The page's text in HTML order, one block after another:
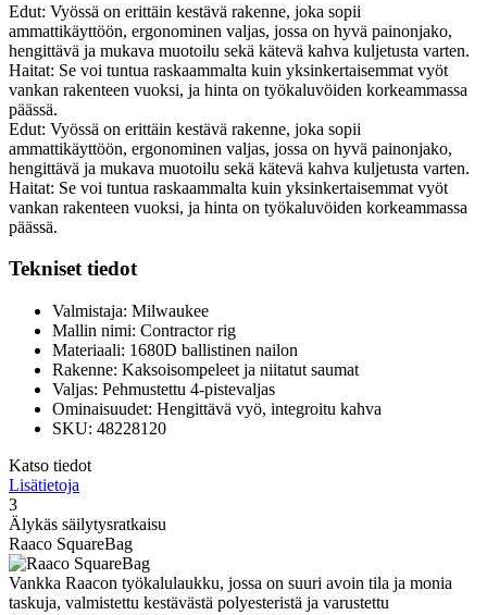
Edut: Vyössä on erittäin kestävä rakenne, joka sopii
ammattikäyttöön, ergonominen valjas, jossa on hyvä painonjako,
hengittävä ja mukava muotoilu sekä kätevä kahva kuljetusta varten.
Haitat: Se voi tuntua raskaammalta kuin yksinkertaisemmat vyöt
vankan rakenteen vuoksi, ja hinta on työkaluvöiden korkeammassa
päässä.
Edut: Vyössä on erittäin kestävä rakenne, joka sopii
ammattikäyttöön, ergonominen valjas, jossa on hyvä painonjako,
hengittävä ja mukava muotoilu sekä kätevä kahva kuljetusta varten.
Haitat: Se voi tuntua raskaammalta kuin yksinkertaisemmat vyöt
vankan rakenteen vuoksi, ja hinta on työkaluvöiden korkeammassa
päässä.
Tekniset tiedot
Valmistaja: Milwaukee
Mallin nimi: Contractor rig
Materiaali: 1680D ballistinen nailon
Rakenne: Kaksoisompeleet ja niitatut saumat
Valjas: Pehmustettu 4-pistevaljas
Ominaisuudet: Hengittävä vyö, integroitu kahva
SKU: 48228120
Katso tiedot
Lisätietoja
3
Älykäs säilytysratkaisu
Raaco SquareBag
Vankka Raacon työkalulaukku, jossa on suuri avoin tila ja monia
taskuja, valmistettu kestävästä polyesteristä ja varustettu